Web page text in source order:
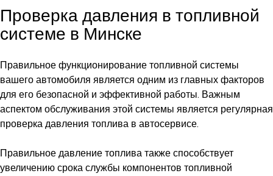
Проверка давления в топливной
системе в Минске
Правильное функционирование топливной системы
вашего автомобиля является одним из главных факторов
для его безопасной и эффективной работы. Важным
аспектом обслуживания этой системы является регулярная
проверка давления топлива в автосервисе.
Правильное давление топлива также способствует
увеличению срока службы компонентов топливной